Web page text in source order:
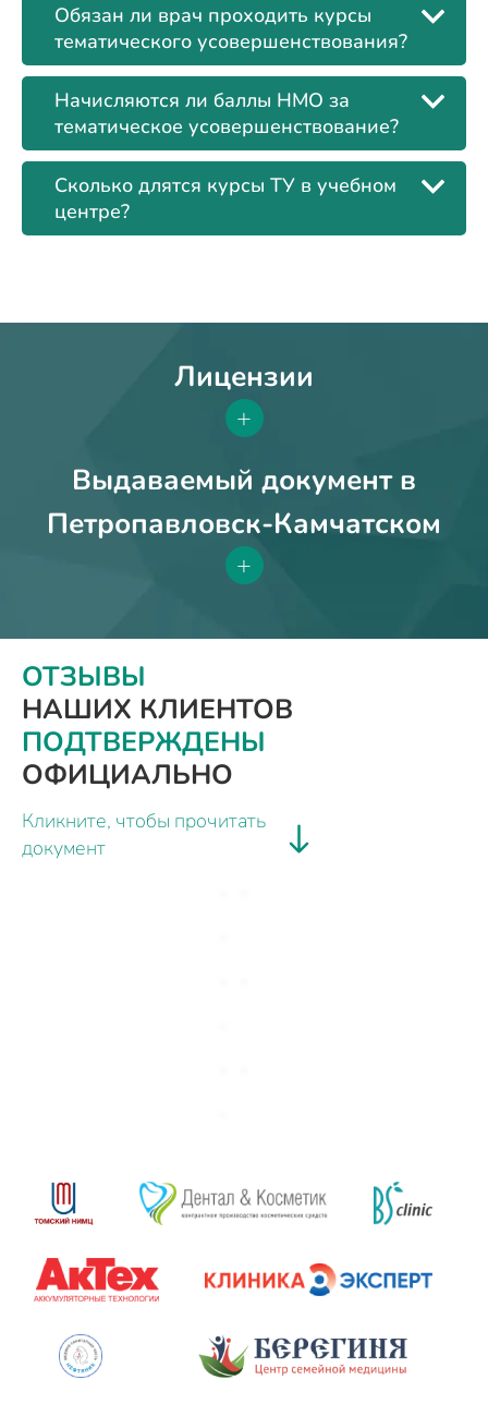
Обязан ли врач проходить курсы
тематического усовершенствования?
Начисляются ли баллы НМО за
тематическое усовершенствование?
Сколько длятся курсы ТУ в учебном
центре?
Лицензии
+
Выдаваемый документ в
Петропавловск-Камчатском
+
ОТЗЫВЫ
НАШИХ КЛИЕНТОВ
ПОДТВЕРЖДЕНЫ
ОФИЦИАЛЬНО
Кликните, чтобы прочитать
документ